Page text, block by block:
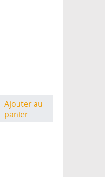
Ajouter au
panier